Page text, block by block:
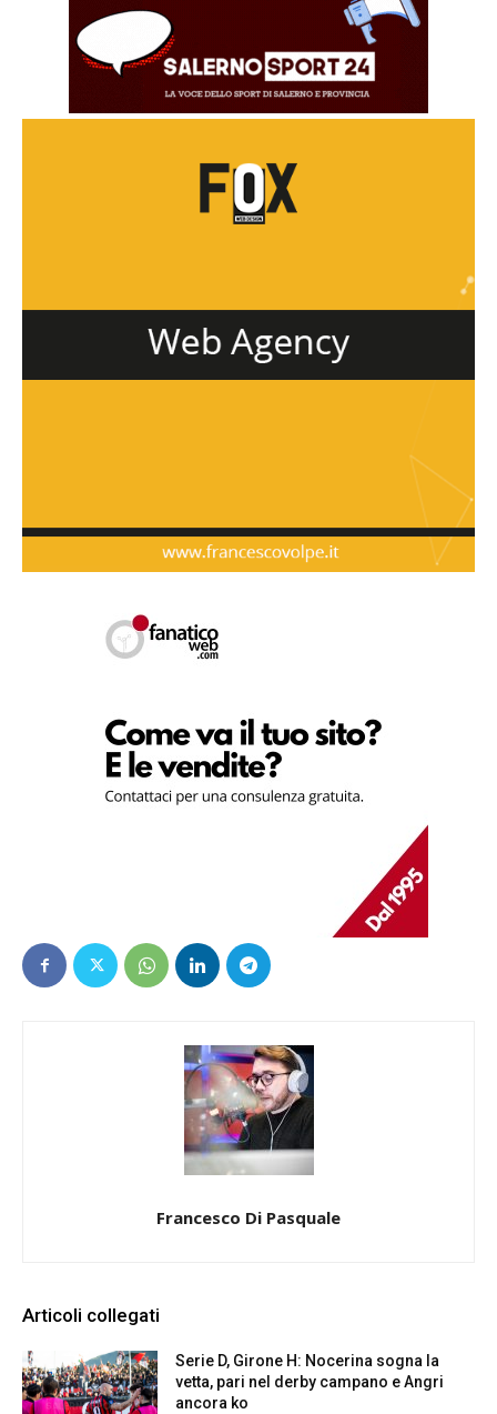
Francesco Di Pasquale
Articoli collegati
Serie D, Girone H: Nocerina sogna la
vetta, pari nel derby campano e Angri
ancora ko